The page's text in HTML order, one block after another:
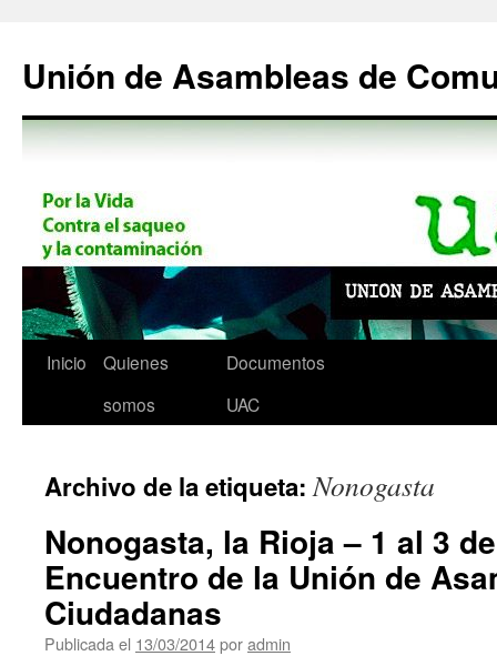
contenido
Unión de Asambleas de
Inicio
Quienes
somos
Documentos
UAC
Archivo de la etiqueta:Nonogasta
Nonogasta, la Rioja – 1 al 3
Encuentro de la Unión de
Ciudadanas
Publicada el 13/03/2014poradmin